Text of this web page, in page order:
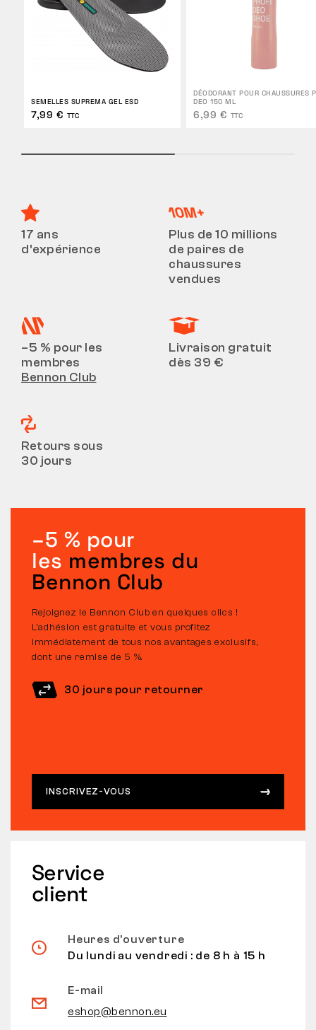
SEMELLES SUPREMA GEL ESD
7,99 € TTC
DÉODORANT POUR CHAUSSURES
DEO 150 ML
6,99 € TTC
17 ans
d’expérience
Plus de 10 millions
de paires de
chaussures
vendues
–5 % pour les
membres
Bennon Club
Livraison gratuit
dès 39 €
Retours sous
30 jours
–5 % pour
les membres du
Bennon Club
Rejoignez le Bennon Club en quelques clics !
L’adhésion est gratuite et vous profitez
immédiatement de tous nos avantages exclusifs,
dont une remise de 5 %.
30 jours pour retourner
INSCRIVEZ-VOUS
Service
client
Heures d’ouverture
Du lundi au vendredi : de 8 h à 15 h
E-mail
eshop@bennon.eu